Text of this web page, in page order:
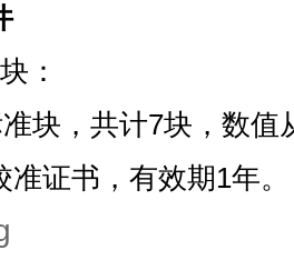
：
块，共计7块，数值
证书，有效期1年。